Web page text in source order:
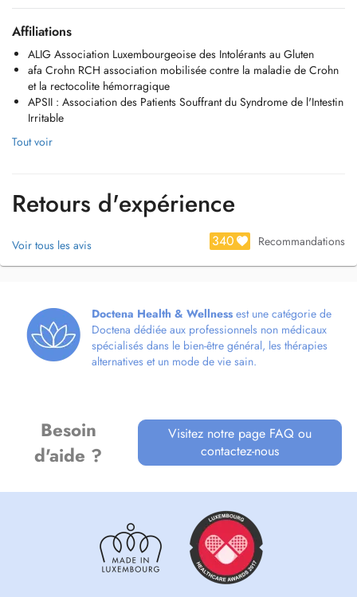
Affiliations
ALIG Association Luxembourgeoise des Intolérants au Gluten
afa Crohn RCH association mobilisée contre la maladie de Crohn
et la rectocolite hémorragique
APSII : Association des Patients Souffrant du Syndrome de l'Intestin
Irritable
Tout voir
Retours d'expérience
Voir tous les avis 340 Recommandations
Doctena Health & Wellness est une catégorie de
Doctena dédiée aux professionnels non médicaux
spécialisés dans le bien-être général, les thérapies
alternatives et un mode de vie sain.
Besoin
d'aide ?
Visitez notre page FAQ ou
contactez-nous